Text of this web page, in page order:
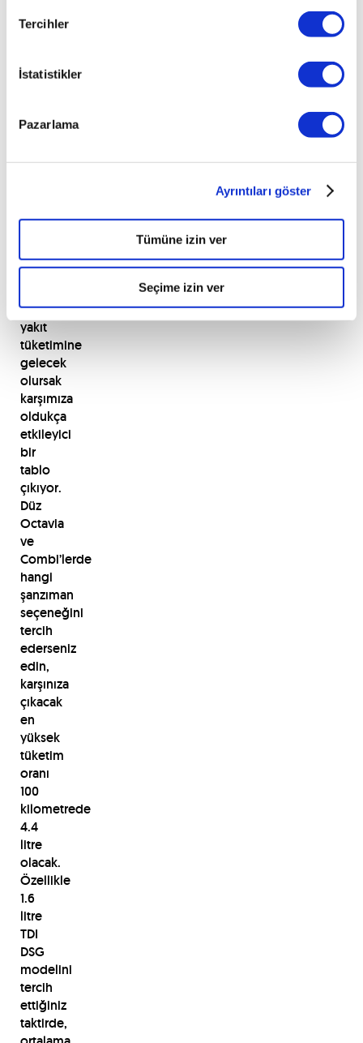
Tercihler
İstatistikler
Pazarlama
Ayrıntıları göster
Tümüne izin ver
Seçime izin ver
181
güç
üreterek
maksimum
kilometre
Octavia’nın
uzmanlık
olan
yakıt
tüketimine
gelecek
olursak
karşımıza
oldukça
etkileyici
bir
tablo
çıkıyor.
Düz
Octavia
ve
Combi’lerde
hangi
şanzıman
seçeneğini
tercih
ederseniz
edin,
karşınıza
çıkacak
en
yüksek
tüketim
oranı
100
kilometrede
4.4
litre
olacak.
Özellikle
1.6
litre
TDI
DSG
modelini
tercih
ettiğiniz
taktirde,